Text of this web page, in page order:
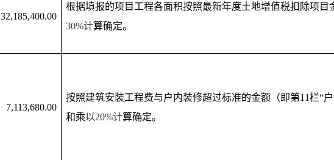
32,185,400.00
根据填报的项目工程各面积按照最新年度土地增值税扣除项目
30%计算确定。
7,113,680.00
按照建筑安装工程费与户内装修超过标准的金额（即第11栏“
和乘以20%计算确定。